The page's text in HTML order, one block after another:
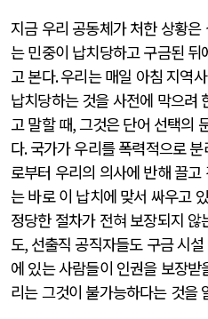
지금 우리 공동체가 처한 상황은
는 민중이 납치당하고 구금된
고 본다.우리는 매일 아침 지역
납치당하는 것을 사전에 막으려
고 말할 때,그것은 단어 선택의
다.국가가 우리를 폭력적으로
로부터 우리의 의사에 반해 끌고
는 바로 이 납치에 맞서 싸우고
정당한 절차가 전혀 보장되지
도, 선출직 공직자들도 구금 시
에 있는 사람들이 인권을 보장
리는 그것이 불가능하다는 것을